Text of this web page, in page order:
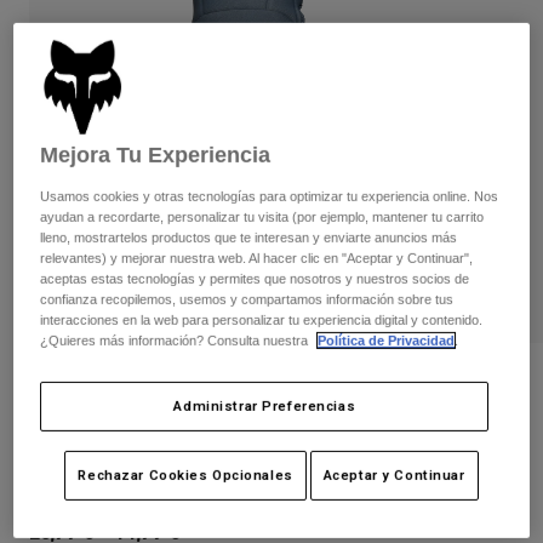
Pantalones largos
Pantalones cortos
Chaquetas y chalecos
Guantes
Protecciones
Gafas de protección
Calcetines
Accesorios
Guantes
Chaquetas
Protecciones
Gafas de protección
Calcetines
Mochilas y accesorios
Recambios
Camisas
Ver todo
Mujer
Camisetas y tops
Sudaderas
Chaquetas
Pantalones
Camisas
Protecciones
Gafas de Protección
Calcetines
Ver todo
Moto
Cascos
Camisetas
Guantes
Opiniones
Guante Defend Thermo
N.º de artículo31322
23,99 €-44,99 €
Mejora Tu Experiencia
Usamos cookies y otras tecnologías para optimizar tu experiencia online. Nos
ayudan a recordarte, personalizar tu visita (por ejemplo, mantener tu carrito
lleno, mostrartelos productos que te interesan y enviarte anuncios más
relevantes) y mejorar nuestra web. Al hacer clic en "Aceptar y Continuar",
aceptas estas tecnologías y permites que nosotros y nuestros socios de
confianza recopilemos, usemos y compartamos información sobre tus
interacciones en la web para personalizar tu experiencia digital y contenido.
¿Quieres más información? Consulta nuestra
Política de Privacidad
Administrar Preferencias
Rechazar Cookies Opcionales Aceptar y Continuar